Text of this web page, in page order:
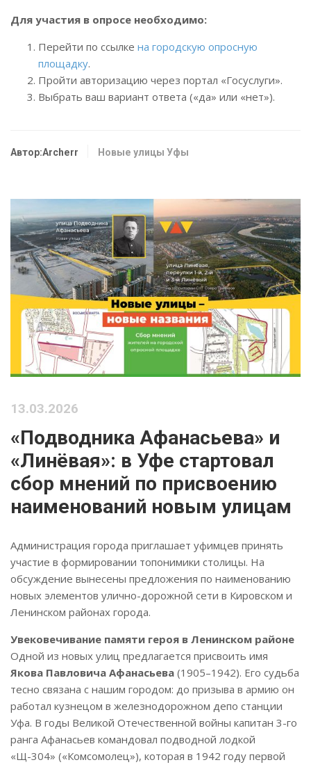
Для участия в опросе необходимо:
Перейти по ссылке на городскую опросную
площадку.
Пройти авторизацию через портал «Госуслуги».
Выбрать ваш вариант ответа («да» или «нет»).
Автор:Archerr Новые улицы Уфы
13.03.2026
«Подводника Афанасьева» и
«Линёвая»: в Уфе стартовал
сбор мнений по присвоению
наименований новым улицам
Администрация города приглашает уфимцев принять
участие в формировании топонимики столицы. На
обсуждение вынесены предложения по наименованию
новых элементов улично-дорожной сети в Кировском и
Ленинском районах города.
Увековечивание памяти героя в Ленинском районе
Одной из новых улиц предлагается присвоить имя
Якова Павловича Афанасьева (1905–1942). Его судьба
тесно связана с нашим городом: до призыва в армию он
работал кузнецом в железнодорожном депо станции
Уфа. В годы Великой Отечественной войны капитан 3-го
ранга Афанасьев командовал подводной лодкой
«Щ-304» («Комсомолец»), которая в 1942 году первой